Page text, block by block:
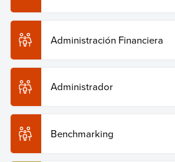
Administración Financiera
Administrador
Benchmarking